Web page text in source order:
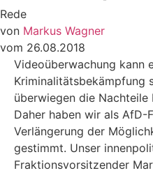
Rede
von Markus Wagner
vom 26.08.2018
Videoüberwachung kann
Kriminalitätsbekämpfung
überwiegen die Nachteile
Daher haben wir als AfD-
Verlängerung der
gestimmt. Unser
Fraktionsvorsitzender